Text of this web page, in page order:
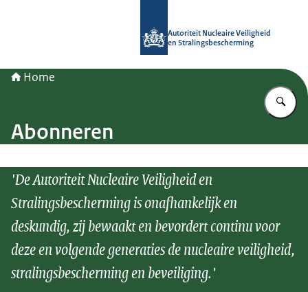
Autoriteit Nucleaire Veiligheid
en Stralingsbescherming
Home
Abonneren
'De Autoriteit Nucleaire Veiligheid en
Stralingsbescherming is onafhankelijk en
deskundig, zij bewaakt en bevordert continu voor
deze en volgende generaties de nucleaire veiligheid,
stralingsbescherming en beveiliging.'